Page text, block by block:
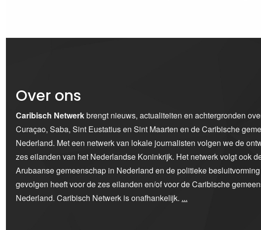
Over ons
Caribisch Netwerkbrengt nieuws, actualiteiten en achtergronden
Curaçao, Saba, Sint Eustatius en Sint Maarten en de Caribische
Nederland. Met een netwerk van lokale journalisten volgen we de
zes eilanden van het Nederlandse Koninkrijk. Het netwerk volgt ook
Arubaanse gemeenschap in Nederland en de politieke
gevolgen heeft voor de zes eilanden en/of voor de Caribische
Nederland. Caribisch Netwerk is onafhankelijk. ...